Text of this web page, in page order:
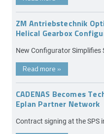
ZM Antriebstechnik
Helical Gearbox
New Configurator Simplifies
Read more »
CADENAS Becomes
Eplan Partner Network
Contract signing at the SPS